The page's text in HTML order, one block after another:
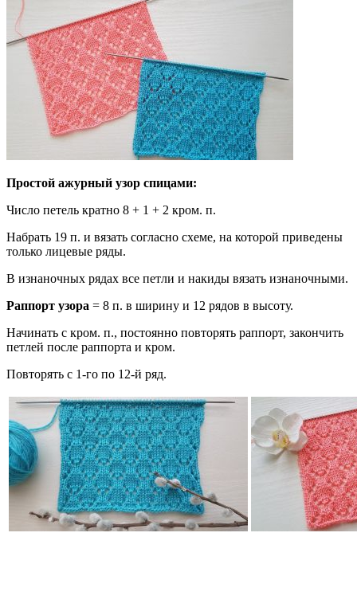
Простой ажурный узор спицами:
Число петель кратно 8 + 1 + 2 кром. п.
Набрать 19 п. и вязать согласно схеме, на которой приведены
только лицевые ряды.
В изнаночных рядах все петли и накиды вязать изнаночными.
Раппорт узора = 8 п. в ширину и 12 рядов в высоту.
Начинать с кром. п., постоянно повторять раппорт, закончить
петлей после раппорта и кром.
Повторять с 1-го по 12-й ряд.